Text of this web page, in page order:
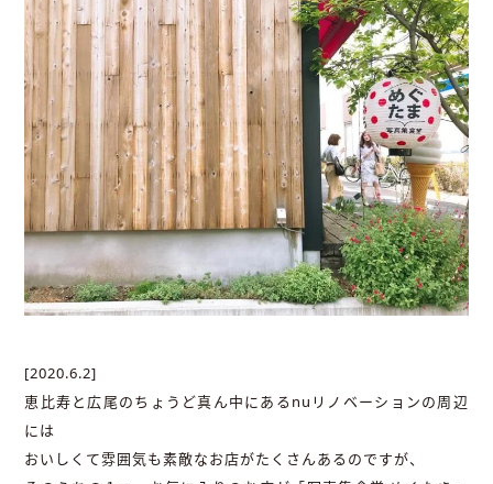
[2020.6.2]
恵比寿と広尾のちょうど真ん中にあるnuリノベーションの周辺
には
おいしくて雰囲気も素敵なお店がたくさんあるのですが、